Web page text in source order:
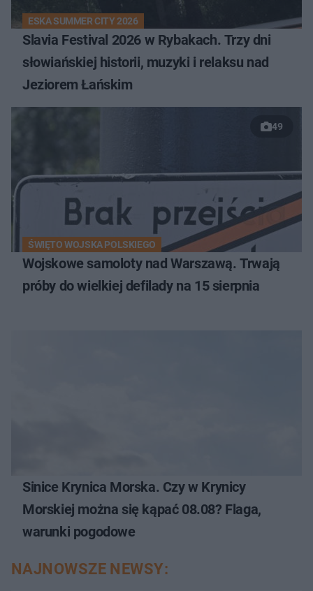
ESKA SUMMER CITY 2026
Slavia Festival 2026 w Rybakach. Trzy dni
słowiańskiej historii, muzyki i relaksu nad
Jeziorem Łańskim
49
ŚWIĘTO WOJSKA POLSKIEGO
Wojskowe samoloty nad Warszawą. Trwają
próby do wielkiej defilady na 15 sierpnia
Sinice Krynica Morska. Czy w Krynicy
Morskiej można się kąpać 08.08? Flaga,
warunki pogodowe
NAJNOWSZE NEWSY: